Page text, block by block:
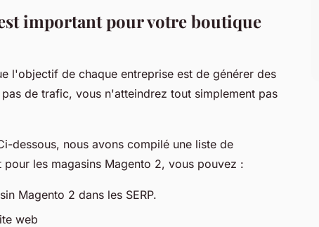
important pour votre boutique
l'objectif de chaque entreprise est de générer des
de trafic, vous n'atteindrez tout simplement pas
dessous, nous avons compilé une liste de
les magasins Magento 2, vous pouvez :
Magento 2 dans les SERP.
web